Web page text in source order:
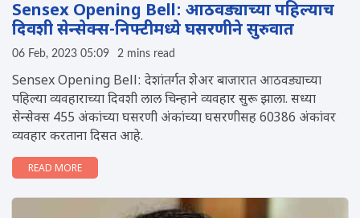
Sensex Opening Bell: आठवड्याच्या पहिल्याच
दिवशी सेन्सेक्स-निफ्टीमध्ये घसरणीने सुरुवात
06 Feb, 2023 05:09 2 mins read
Sensex Opening Bell: देशांतर्गत शेअर बाजारात आठवड्याच्या
पहिल्या व्यवहाराच्या दिवशी लाल चिन्हाने व्यवहार सुरू झाला. सध्या
सेन्सेक्स 455 अंकांच्या घसरणी अंकांच्या घसरणीसह 60386 अंकांवर
व्यवहार करताना दिसत आहे.
READ MORE